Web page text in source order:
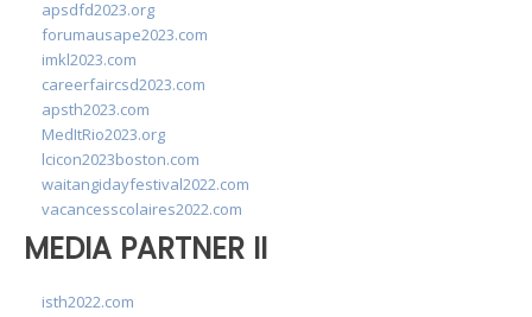
apsdfd2023.org
forumausape2023.com
imkl2023.com
careerfaircsd2023.com
apsth2023.com
MedItRio2023.org
lcicon2023boston.com
waitangidayfestival2022.com
vacancesscolaires2022.com
MEDIA PARTNER II
isth2022.com